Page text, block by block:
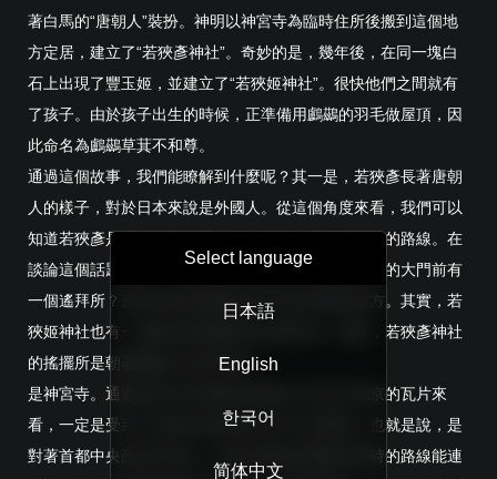
著白馬的“唐朝人”裝扮。神明以神宮寺為臨時住所後搬到這個地
方定居，建立了“若狹彥神社”。奇妙的是，幾年後，在同一塊白
石上出現了豐玉姬，並建立了“若狹姬神社”。很快他們之間就有
了孩子。由於孩子出生的時候，正準備用鸕鷀的羽毛做屋頂，因
此命名為鸕鷀草萁不和尊。
通過這個故事，我們能瞭解到什麼呢？其一是，若狹彥長著唐朝
人的樣子，對於日本來說是外國人。從這個角度來看，我們可以
知道若狹彥是來自外界的神。另一個是，若狹彥來時的路線。在
談論這個話題之前，大家有沒有注意到，若狹彥神社的大門前有
一個遙拜所？遙拜所是從遙遠的地方崇拜神明的地方。其實，若
狹姬神社也有一個面向若狹彥神社的遙拜所。那麼，若狹彥神社
的搖擺所是朝著哪個方向祭拜呢？
是神宮寺。通過從神宮寺裡發現的類似于奈良平城京的瓦片來
看，一定是受到了當時的首都奈良非常大的影響。也就是說，是
對著首都中央政府崇拜的。這與若狹彥所遵循的來時的路線能連
Select language
日本語
English
한국어
简体中文